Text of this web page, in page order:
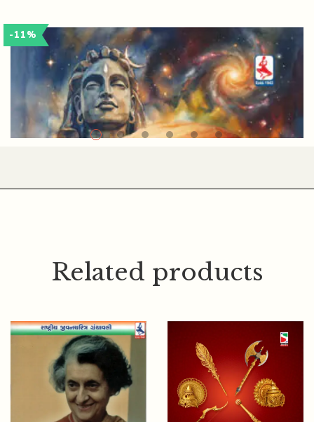
-11%
Related products